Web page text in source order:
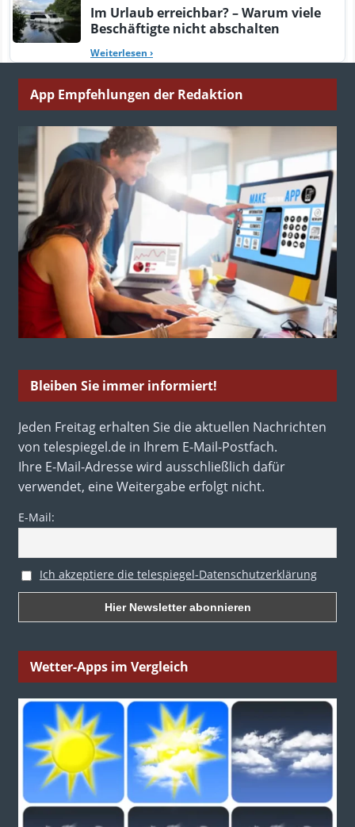
Im Urlaub erreichbar? – Warum viele
Beschäftigte nicht abschalten
Weiterlesen ›
App Empfehlungen der Redaktion
Bleiben Sie immer informiert!
Jeden Freitag erhalten Sie die aktuellen Nachrichten
von telespiegel.de in Ihrem E-Mail-Postfach.
Ihre E-Mail-Adresse wird ausschließlich dafür
verwendet, eine Weitergabe erfolgt nicht.
E-Mail:
Ich akzeptiere die telespiegel-Datenschutzerklärung
Wetter-Apps im Vergleich